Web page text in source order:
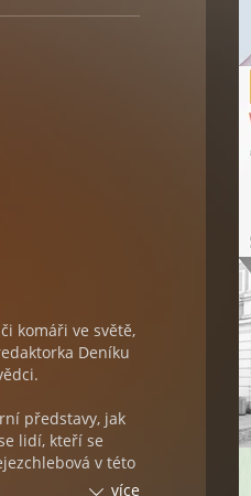
komáři ve světě,
Deníku
představy, jak
lidí, kteří se
v této
ohromující.více